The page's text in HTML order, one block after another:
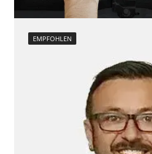
Verfügbarkeit abhängig von Modell,
und Konfiguration
EMPFOHLEN